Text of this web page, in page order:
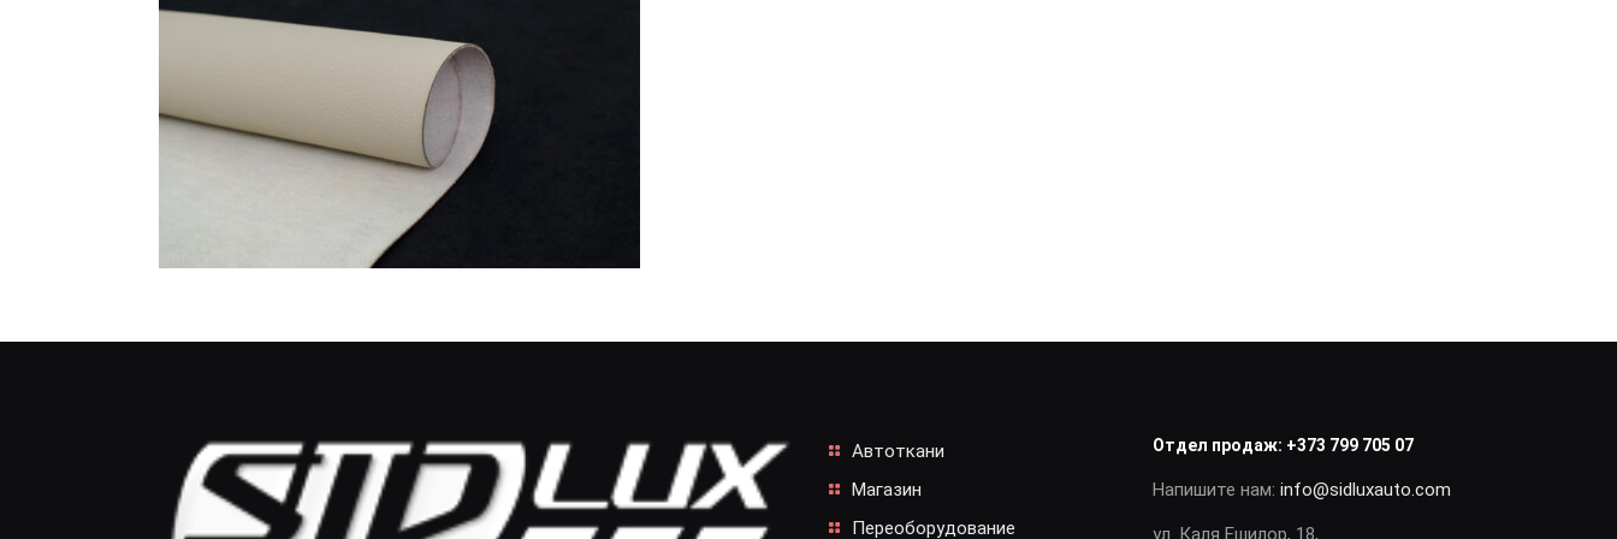
Автоткани
Магазин
Переоборудование
Отдел продаж: +373 799 705 07
Напишите нам:info@sidluxauto.com
ул. Каля Ешилор, 18,